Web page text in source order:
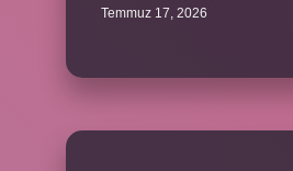
Temmuz 17, 2026